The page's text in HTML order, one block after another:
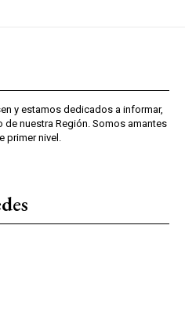
y estamos dedicados a informar,
de nuestra Región. Somos amantes
nivel.